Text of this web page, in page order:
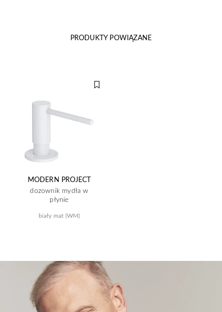
PRODUKTY POWIĄZANE
MODERN PROJECT
dozownik mydła w
płynie
biały mat (WM)